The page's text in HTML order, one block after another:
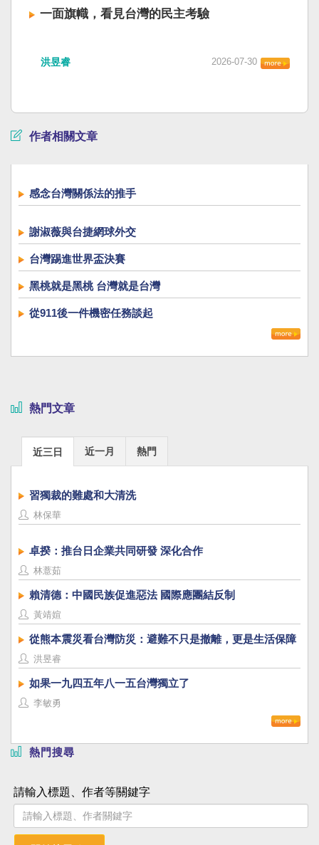
一面旗幟，看見台灣的民主考驗
洪昱睿 2026-07-30
作者相關文章
感念台灣關係法的推手
謝淑薇與台捷網球外交
台灣踢進世界盃決賽
黑桃就是黑桃 台灣就是台灣
從911後一件機密任務談起
熱門文章
近三日 近一月 熱門
習獨裁的難處和大清洗
林保華
卓揆：推台日企業共同研發 深化合作
林薏茹
賴清德：中國民族促進惡法 國際應團結反制
黃靖媗
從熊本震災看台灣防災：避難不只是撤離，更是生活保障
洪昱睿
如果一九四五年八一五台灣獨立了
李敏勇
熱門搜尋
請輸入標題、作者等關鍵字